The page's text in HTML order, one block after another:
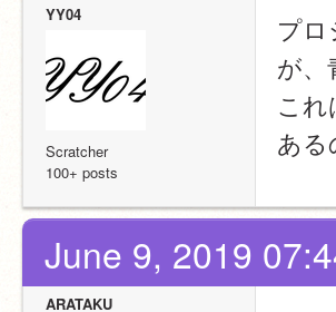
YY04
Scratcher
100+ posts
プ
が、
こ
ある
June 9, 2019
ARATAKU